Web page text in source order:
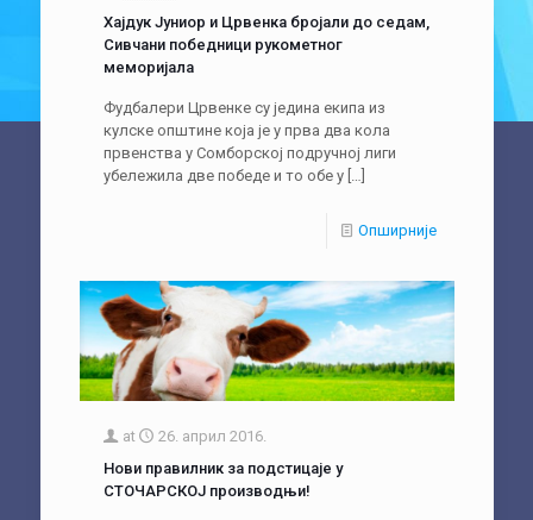
Хајдук Јуниор и Црвенка бројали до седам,
Сивчани победници рукометног
меморијала
Фудбалери Црвенке су једина екипа из
кулске општине која је у прва два кола
првенства у Сомборској подручној лиги
убележила две победе и то обе у[…]
Опширније
at
26. април 2016.
Нови правилник за подстицаје у
СТОЧАРСКОЈ производњи!